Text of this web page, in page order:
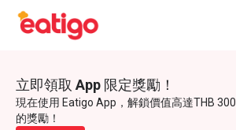
立即領取 App 限定獎勵！
現在使用 Eatigo App，解鎖價值高達THB 300
的獎勵！